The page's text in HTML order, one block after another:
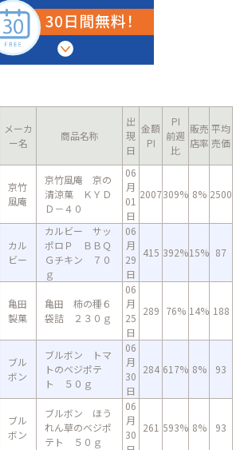
メーカ
ー名
商品名称
出
現
日
金額
PI
PI
前週
比
販売
店率
平均
売価
京竹
風庵
京竹風庵 京の
清涼菓 ＫＹＤ
Ｄ－４０
06
月
01
日
2007309% 8% 2500
カル
ビー
カルビー サッ
ポロＰ ＢＢＱ
Ｇチキン ７０
ｇ
06
月
29
日
415 392%15% 87
亀田
製菓
亀田 柿の種６
袋詰 ２３０ｇ
06
月
25
日
289 76% 14% 188
ブル
ボン
ブルボン トマ
トのベジポテ
ト ５０ｇ
06
月
30
日
284 617% 8% 93
ブル
ボン
ブルボン ほう
れん草のベジポ
テト ５０ｇ
06
月
30
261 593% 8% 93